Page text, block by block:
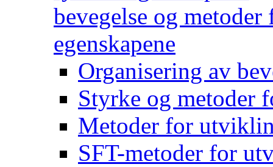
bevegelse og
egenskapene
Organisering av
Styrke og metoder
Metoder for
SFT-metoder for